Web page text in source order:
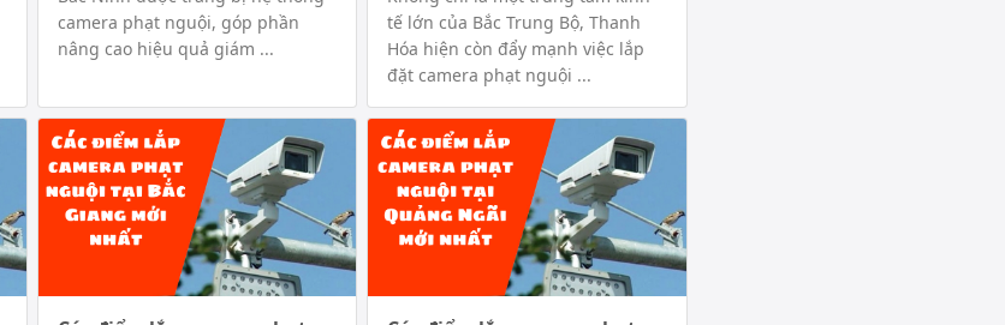
camera phạt nguội, góp phần
nâng cao hiệu quả giám ...
tế lớn của Bắc Trung Bộ, Thanh
Hóa hiện còn đẩy mạnh việc lắp
đặt camera phạt nguội ...